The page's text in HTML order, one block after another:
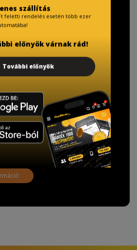
érdekében!
alapján a kereskedő minden tartós
vásárlásakor köteles ingyenes
szállítás
feletti rendelés esetén több ezer
előnyök várnak rád!
További előnyök